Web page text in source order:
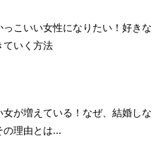
っこいい女性になりたい！好きな
ていく方法
女が増えている！なぜ、結婚しな
の理由とは...